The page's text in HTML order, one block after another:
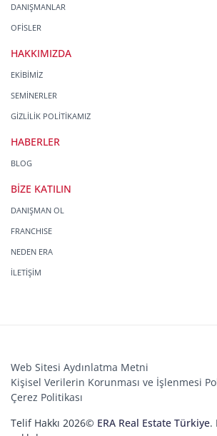
DANIŞMANLAR
OFİSLER
HAKKIMIZDA
EKİBİMİZ
SEMİNERLER
GİZLİLİK POLİTİKAMIZ
HABERLER
BLOG
BİZE KATILIN
DANIŞMAN OL
FRANCHISE
NEDEN ERA
İLETİŞİM
Web Sitesi Aydınlatma Metni
Kişisel Verilerin Korunması ve İşlenmesi
Çerez Politikası
Telif Hakkı 2026© ERA Real Estate Türkiye.